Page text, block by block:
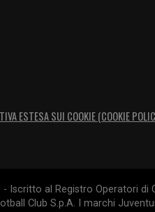
ESTESA SUI COOKIE (COOKIE
Iscritto al Registro Operatori di
Club S.p.A. I marchi